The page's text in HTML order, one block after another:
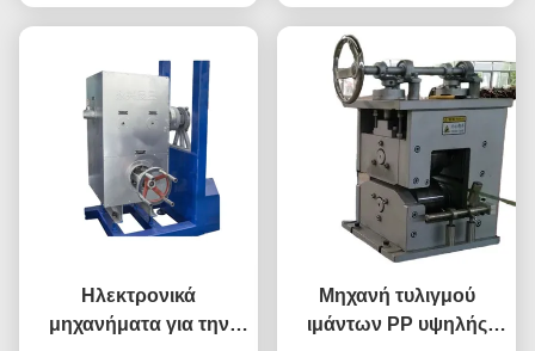
ταινιών PP
Ηλεκτρονικά
μηχανήματα για την
Μηχανή τυλιγμού
ιμάντων PP υψηλής